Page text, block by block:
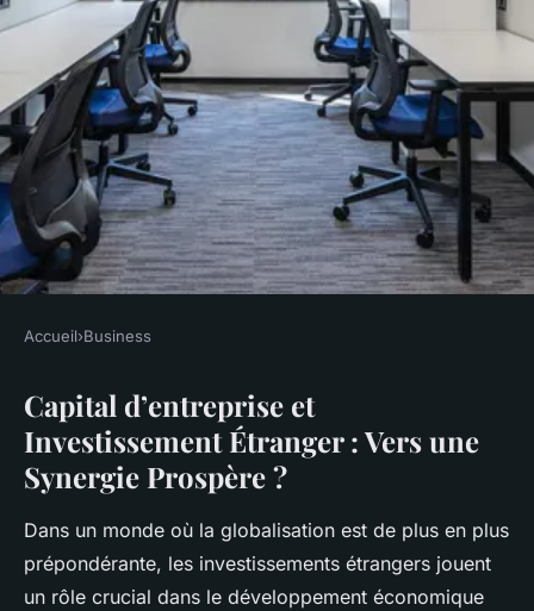
Capital d'entreprise et
Investissement Étranger : Vers
une Synergie Prospère ?
Théo• 3 février 2025• 6 min de lecture
Accueil›Business
Capital d’entreprise et
Investissement Étranger : Vers une
Synergie Prospère ?
Dans un monde où la globalisation est de plus en plus
prépondérante, les investissements étrangers jouent
un rôle crucial dans le développement économique